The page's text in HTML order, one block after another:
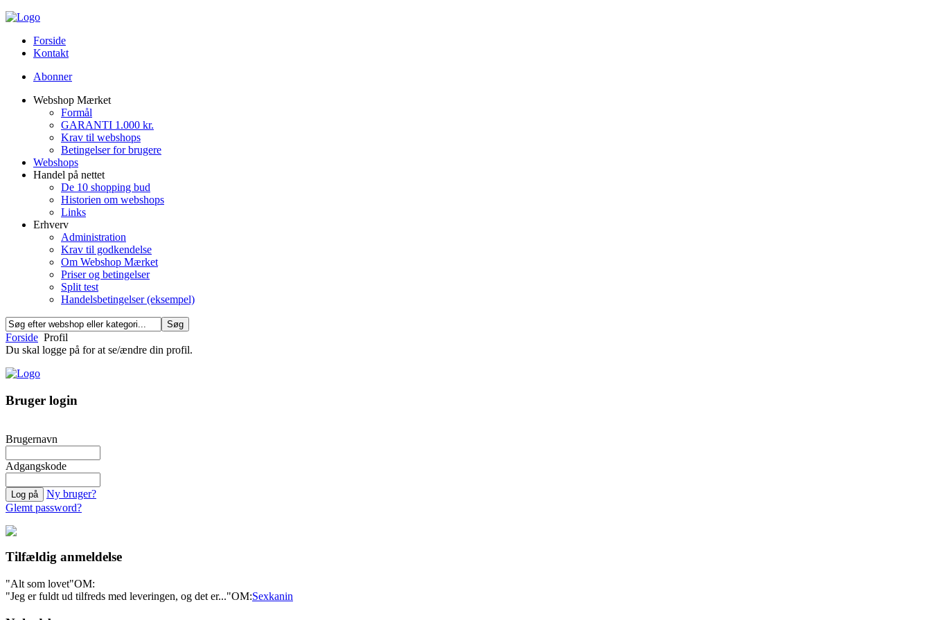
Forside
Kontakt
Abonner
Webshop Mærket
Formål
GARANTI 1.000 kr.
Krav til webshops
Betingelser for brugere
Webshops
Handel på nettet
De 10 shopping bud
Historien om webshops
Links
Erhverv
Administration
Krav til godkendelse
Om Webshop Mærket
Priser og betingelser
Split test
Handelsbetingelser (eksempel)
Forside Profil
Du skal logge på for at se/ændre din profil.
Bruger login
Brugernavn
Adgangskode
Ny bruger?
Glemt password?
Tilfældig anmeldelse
"Alt som lovet"OM:
"Jeg er fuldt ud tilfreds med leveringen, og det er..."OM:Sexkanin